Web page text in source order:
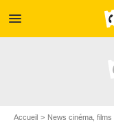
menu
Accueil News cinéma,